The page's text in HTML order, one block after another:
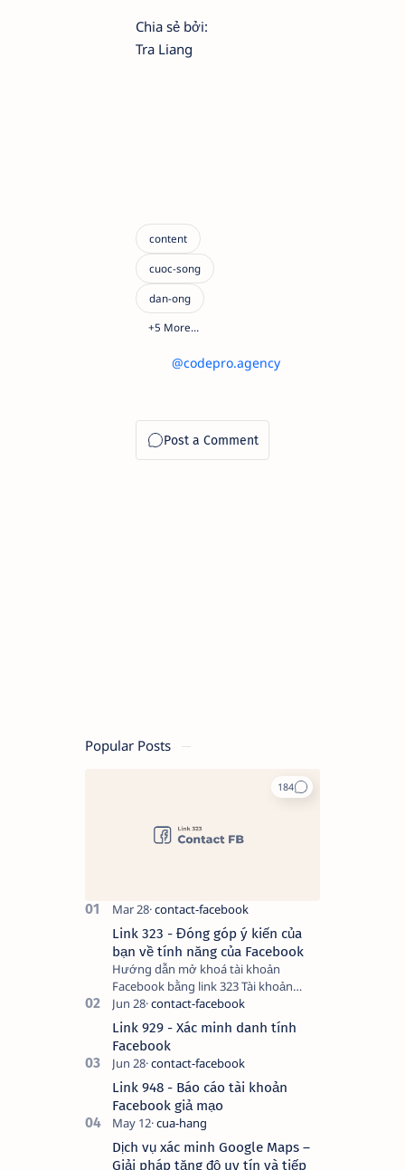
Chia sẻ bởi:
Tra Liang
@codepro.agency
Popular Posts
Link 323 - Đóng góp ý kiến của
bạn về tính năng của Facebook
Hướng dẫn mở khoá tài khoản
Facebook bằng link 323 Tài khoản
Facebook bị vô hiệu hóa có thể do
nhiều nguyên nhân, do bạn đăng bài
hay thực hiện…
Link 929 - Xác minh danh tính
Facebook
Link 948 - Báo cáo tài khoản
Facebook giả mạo
Dịch vụ xác minh Google Maps –
Giải pháp tăng độ uy tín và tiếp